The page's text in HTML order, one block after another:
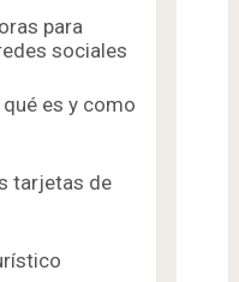
para
sociales
es y como
tarjetas de